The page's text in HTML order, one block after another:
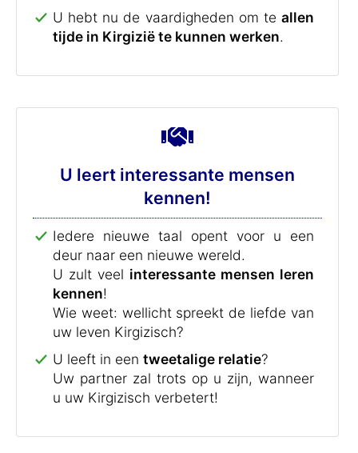
U hebt nu de vaardigheden om te allen
tijde in Kirgizië te kunnen werken.
U leert interessante mensen
kennen!
Iedere nieuwe taal opent voor u een
deur naar een nieuwe wereld.
U zult veel interessante mensen leren
kennen!
Wie weet: wellicht spreekt de liefde van
uw leven Kirgizisch?
U leeft in een tweetalige relatie?
Uw partner zal trots op u zijn, wanneer
u uw Kirgizisch verbetert!